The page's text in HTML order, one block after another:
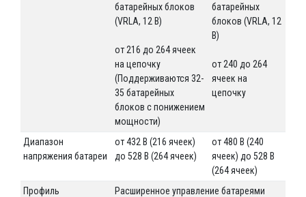
батарейных блоков
(VRLA, 12 В)
от 216 до 264 ячеек
на цепочку
(Поддерживаются 32-
35 батарейных
блоков с понижением
мощности)
батарейных
блоков (VRLA, 12
В)
от 240 до 264
ячеек на
цепочку
Диапазон
напряжения батареи
от 432 В (216 ячеек)
до 528 В (264 ячеек)
от 480 В (240
ячеек) до 528 В
(264 ячеек)
Профиль
Расширенное управление батареями